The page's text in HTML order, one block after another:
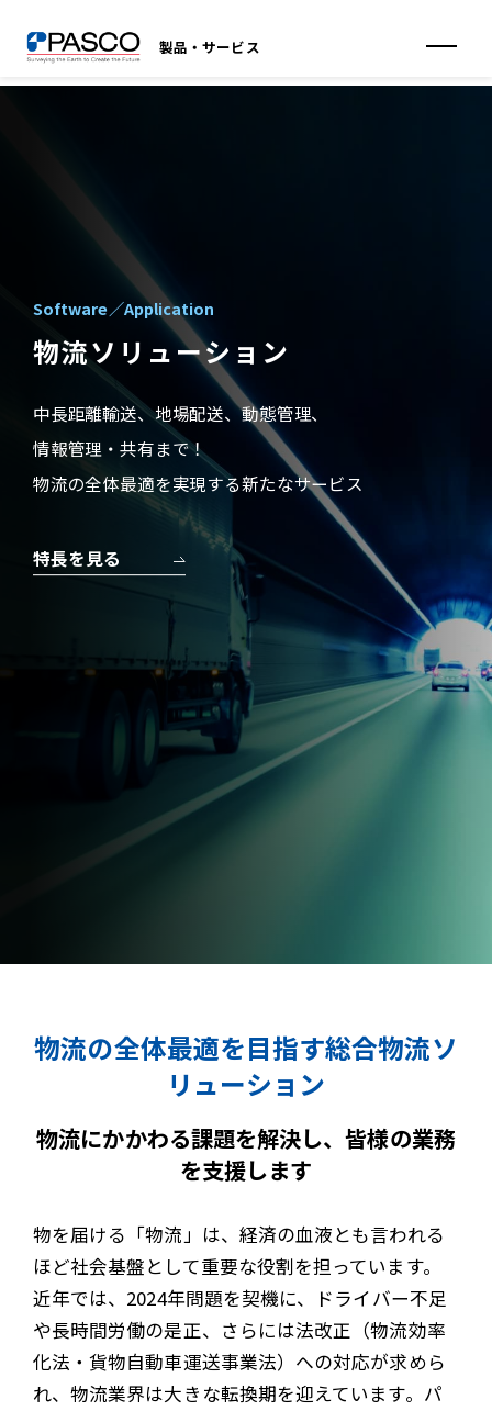
製品・サービス
Software／Application
物流ソリューション
中長距離輸送、地場配送、動態管理、
情報管理・共有まで！
物流の全体最適を実現する新たなサービス
特長を見る
物流の全体最適を目指す総合物流ソ
リューション
物流にかかわる課題を解決し、皆様の業務
を支援します
物を届ける「物流」は、経済の血液とも言われる
ほど社会基盤として重要な役割を担っています。
近年では、2024年問題を契機に、ドライバー不足
や長時間労働の是正、さらには法改正（物流効率
化法・貨物自動車運送事業法）への対応が求めら
れ、物流業界は大きな転換期を迎えています。パ